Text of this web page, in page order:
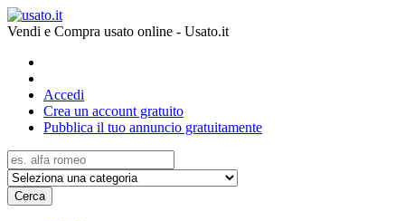
Vendi e Compra usato online - Usato.it
Accedi
Crea un account gratuito
Pubblica il tuo annuncio gratuitamente
Cerca